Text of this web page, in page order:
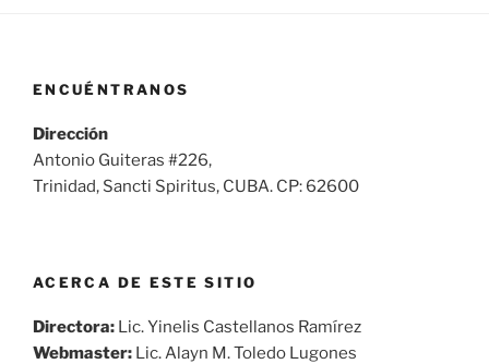
ENCUÉNTRANOS
Dirección
Antonio Guiteras #226,
Trinidad, Sancti Spiritus, CUBA. CP: 62600
ACERCA DE ESTE SITIO
Directora: Lic. Yinelis Castellanos Ramírez
Webmaster: Lic. Alayn M. Toledo Lugones